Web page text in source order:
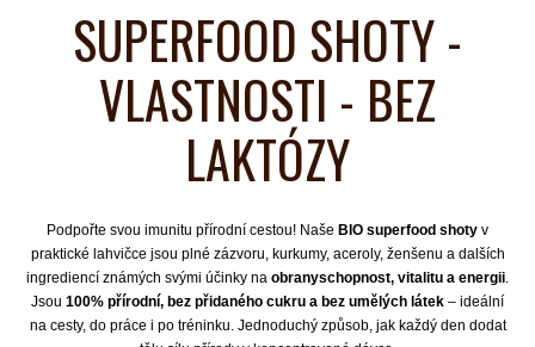
SUPERFOOD SHOTY -
VLASTNOSTI - BEZ
LAKTÓZY
Podpořte svou imunitu přírodní cestou! Naše BIO superfood shoty v
praktické lahvičce jsou plné zázvoru, kurkumy, aceroly, ženšenu a dalších
ingrediencí známých svými účinky na obranyschopnost, vitalitu a energii
Jsou 100% přírodní, bez přidaného cukru a bez umělých látek – ideální
na cesty, do práce i po tréninku. Jednoduchý způsob, jak každý den dodat